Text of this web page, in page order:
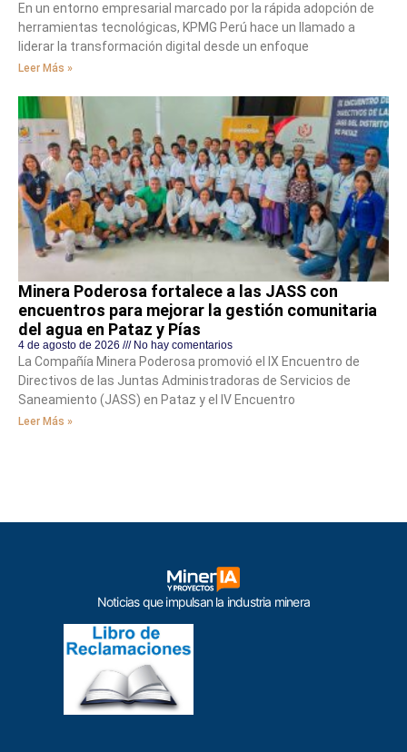
En un entorno empresarial marcado por la rápida adopción de
herramientas tecnológicas, KPMG Perú hace un llamado a
liderar la transformación digital desde un enfoque
Leer Más »
Minera Poderosa fortalece a las JASS con
encuentros para mejorar la gestión comunitaria
del agua en Pataz y Pías
4 de agosto de 2026 No hay comentarios
La Compañía Minera Poderosa promovió el IX Encuentro de
Directivos de las Juntas Administradoras de Servicios de
Saneamiento (JASS) en Pataz y el IV Encuentro
Leer Más »
Noticias que impulsan la industria minera